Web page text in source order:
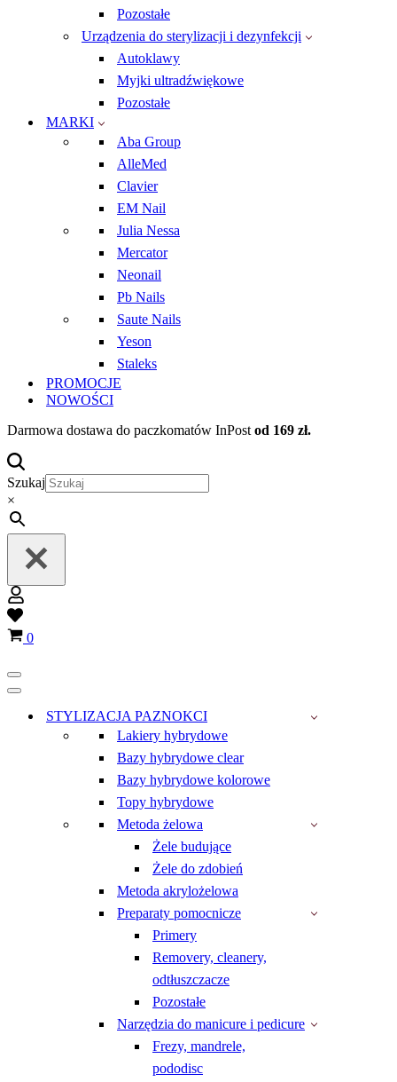
Pozostałe
Urządzenia do sterylizacji i dezynfekcji
Autoklawy
Myjki ultradźwiękowe
Pozostałe
MARKI
Aba Group
AlleMed
Clavier
EM Nail
Julia Nessa
Mercator
Neonail
Pb Nails
Saute Nails
Yeson
Staleks
PROMOCJE
NOWOŚCI
Darmowa dostawa do paczkomatów InPost od 169 zł.
Szukaj
×
Wish
listKoszyk
0
Menu
nawigacji
Menu
nawigacjiSTYLIZACJA PAZNOKCI
Lakiery hybrydowe
Bazy hybrydowe clear
Bazy hybrydowe kolorowe
Topy hybrydowe
Metoda żelowa
Żele budujące
Żele do zdobień
Metoda akrylożelowa
Preparaty pomocnicze
Primery
Removery, cleanery,
odtłuszczacze
Pozostałe
Narzędzia do manicure i pedicure
Frezy, mandrele,
pododisc